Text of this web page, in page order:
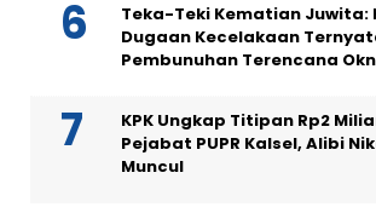
Teka-Teki Kematian Juwita:
Dugaan Kecelakaan
Pembunuhan Terencana
KPK Ungkap Titipan Rp2
Pejabat PUPR Kalsel, Alibi
Muncul